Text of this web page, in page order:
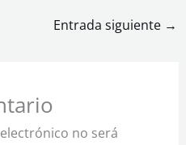
Entrada siguiente →
no será